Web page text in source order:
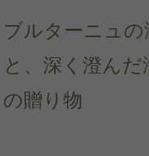
ブルターニュの
と、深く澄んだ
の贈り物